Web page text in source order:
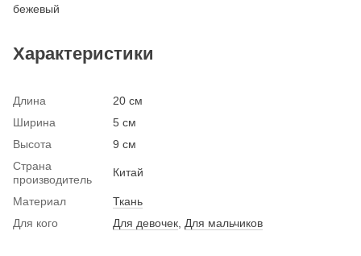
бежевый
Характеристики
Длина
20 см
Ширина
5 см
Высота
9 см
Страна
производитель
Китай
Материал
Ткань
Для кого
Для девочек Для мальчиков